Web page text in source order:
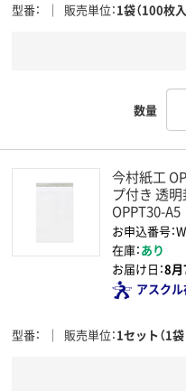
型番 販売単位 1袋（100枚入
数量
今村紙工
プ付き 透明
OPPT30-A5
お申込番号：
在庫：あり
お届け日：8月
アスク
型番 販売単位 1セット（1